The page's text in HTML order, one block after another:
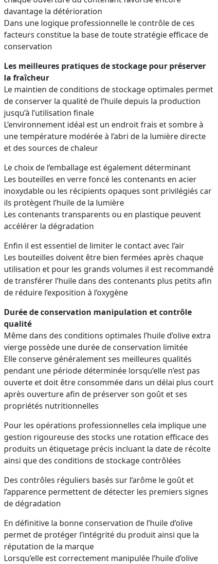
davantage la détérioration
Dans une logique professionnelle le contrôle de ces
facteurs constitue la base de toute stratégie efficace de
conservation
Les meilleures pratiques de stockage pour préserver
la fraîcheur
Le maintien de conditions de stockage optimales permet
de conserver la qualité de l’huile depuis la production
jusqu’à l’utilisation finale
L’environnement idéal est un endroit frais et sombre à
une température modérée à l’abri de la lumière directe
et des sources de chaleur
Le choix de l’emballage est également déterminant
Les bouteilles en verre foncé les contenants en acier
inoxydable ou les récipients opaques sont privilégiés car
ils protègent l’huile de la lumière
Les contenants transparents ou en plastique peuvent
accélérer la dégradation
Enfin il est essentiel de limiter le contact avec l’air
Les bouteilles doivent être bien fermées après chaque
utilisation et pour les grands volumes il est recommandé
de transférer l’huile dans des contenants plus petits afin
de réduire l’exposition à l’oxygène
Durée de conservation manipulation et contrôle
qualité
Même dans des conditions optimales l’huile d’olive extra
vierge possède une durée de conservation limitée
Elle conserve généralement ses meilleures qualités
pendant une période déterminée lorsqu’elle n’est pas
ouverte et doit être consommée dans un délai plus court
après ouverture afin de préserver son goût et ses
propriétés nutritionnelles
Pour les opérations professionnelles cela implique une
gestion rigoureuse des stocks une rotation efficace des
produits un étiquetage précis incluant la date de récolte
ainsi que des conditions de stockage contrôlées
Des contrôles réguliers basés sur l’arôme le goût et
l’apparence permettent de détecter les premiers signes
de dégradation
En définitive la bonne conservation de l’huile d’olive
permet de protéger l’intégrité du produit ainsi que la
réputation de la marque
Lorsqu’elle est correctement manipulée l’huile d’olive